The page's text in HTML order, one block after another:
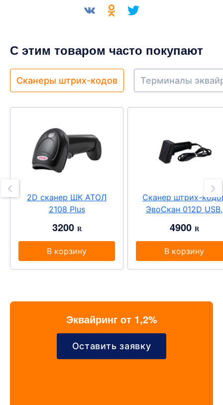
С этим товаром часто покупают
Сканеры штрих-кодов Терминалы
2D сканер ШК АТОЛ
2108 Plus
3200 R
В корзину
Сканер штрих-
ЭвоСкан 012D USB,
4900 R
В корзину
Эквайринг от 1,2%
Оставить заявку